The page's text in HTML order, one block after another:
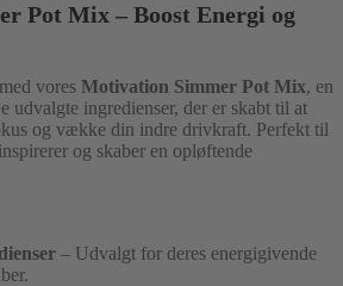
Pot Mix – Boost Energi og
vores Motivation Simmer Pot Mix, en
udvalgte ingredienser, der er skabt til at
og vække din indre drivkraft. Perfekt til
og skaber en opløftende
– Udvalgt for deres energigivende